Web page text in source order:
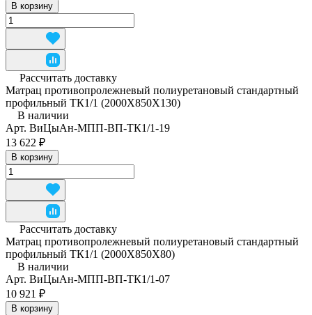
В корзину
Рассчитать доставку
Матрац противопролежневый полиуретановый стандартный
профильный ТК1/1 (2000Х850Х130)
В наличии
Арт. ВиЦыАн-МПП-ВП-ТК1/1-19
13 622 ₽
В корзину
Рассчитать доставку
Матрац противопролежневый полиуретановый стандартный
профильный ТК1/1 (2000Х850Х80)
В наличии
Арт. ВиЦыАн-МПП-ВП-ТК1/1-07
10 921 ₽
В корзину